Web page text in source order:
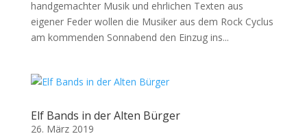
handgemachter Musik und ehrlichen Texten aus
eigener Feder wollen die Musiker aus dem Rock Cyclus
am kommenden Sonnabend den Einzug ins...
Elf Bands in der Alten Bürger
26. März 2019